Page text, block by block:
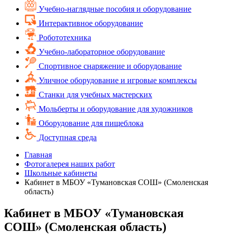
Учебно-наглядные пособия и оборудование
Интерактивное оборудование
Робототехника
Учебно-лабораторное оборудование
Спортивное снаряжение и оборудование
Уличное оборудование и игровые комплексы
Cтанки для учебных мастерских
Мольберты и оборудование для художников
Оборудование для пищеблока
Доступная среда
Главная
Фотогалерея наших работ
Школьные кабинеты
Кабинет в МБОУ «Тумановская СОШ» (Смоленская
область)
Кабинет в МБОУ «Тумановская
СОШ» (Смоленская область)